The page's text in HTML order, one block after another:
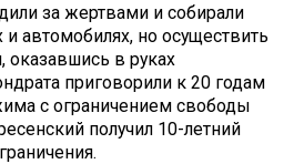
за жертвами и собирали
автомобилях, но осуществить
оказавшись в руках
приговорили к 20 годам
с ограничением свободы
получил 10-летний